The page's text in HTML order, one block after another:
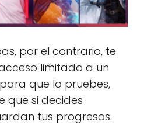
por el contrario, te
limitado a un
que lo pruebes,
que si decides
tus progresos.